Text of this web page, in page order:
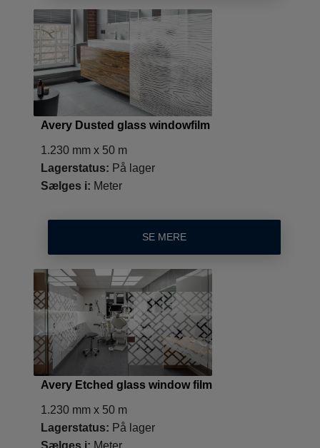
Avery Dusted glass windowfilm
1.230 mm x 50 m
Lagerstatus: På lager
Sælges i: Meter
SE MERE
Avery Etched glass window film
1.230 mm x 50 m
Lagerstatus: På lager
Sælges i: Meter